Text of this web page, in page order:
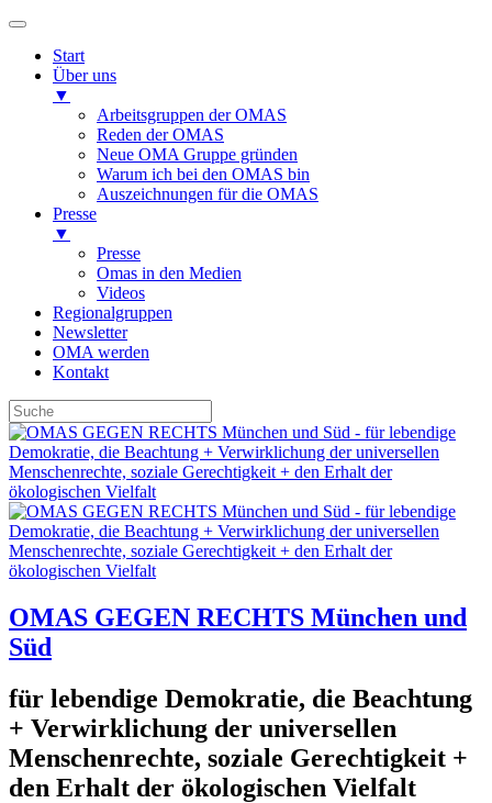
Start
Über uns
▼
Arbeitsgruppen der OMAS
Reden der OMAS
Neue OMA Gruppe gründen
Warum ich bei den OMAS bin
Auszeichnungen für die OMAS
Presse
▼
Presse
Omas in den Medien
Videos
Regionalgruppen
Newsletter
OMA werden
Kontakt
OMAS GEGEN RECHTS München und
Süd
für lebendige Demokratie, die Beachtung
+ Verwirklichung der universellen
Menschenrechte, soziale Gerechtigkeit +
den Erhalt der ökologischen Vielfalt